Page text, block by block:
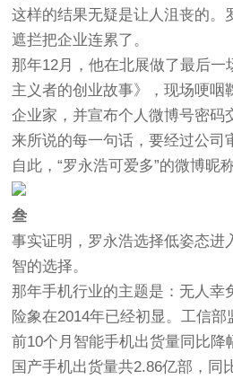
这样的结果无疑是让人沮丧的。
遮拦把企业连累了。
那年12月，他在北展做了最后一
主义者的创业故事》，现场哽咽
企业家，并宣布个人微博号密码
来所说的每一句话，要经过公司
自此，“罗永浩可爱多”的微博昵
叁
事实证明，罗永浩选择低姿态进
智的选择。
那年手机行业的主题是：无人幸
险象在2014年已经初显。工信
前10个月智能手机出货量同比降
国产手机出货量共2.86亿部，同